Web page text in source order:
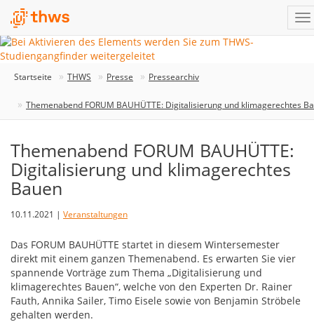
Startseite THWS Presse Pressearchiv
Themenabend FORUM BAUHÜTTE: Digitalisierung und klimagerechtes
Themenabend FORUM BAUHÜTTE:
Digitalisierung und klimagerechtes
Bauen
10.11.2021 | Veranstaltungen
Das FORUM BAUHÜTTE startet in diesem Wintersemester
direkt mit einem ganzen Themenabend. Es erwarten Sie vier
spannende Vorträge zum Thema „Digitalisierung und
klimagerechtes Bauen“, welche von den Experten Dr. Rainer
Fauth, Annika Sailer, Timo Eisele sowie von Benjamin Ströbele
gehalten werden.